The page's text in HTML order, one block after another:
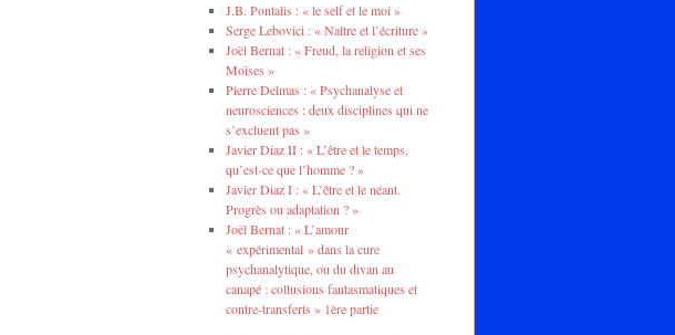
J.B. Pontalis : « le self et le moi »
Serge Lebovici : « Naître et l’écriture »
Joël Bernat : « Freud, la religion et ses
Moïses »
Pierre Delmas : « Psychanalyse et
neurosciences : deux disciplines qui ne
s’excluent pas »
Javier Diaz II : « L’être et le temps,
qu’est-ce que l’homme ? »
Javier Diaz I : « L’être et le néant.
Progrès ou adaptation ? »
Joël Bernat : « L’amour
« expérimental » dans la cure
psychanalytique, ou du divan au
canapé : collusions fantasmatiques et
contre-transferts » 1ère partie